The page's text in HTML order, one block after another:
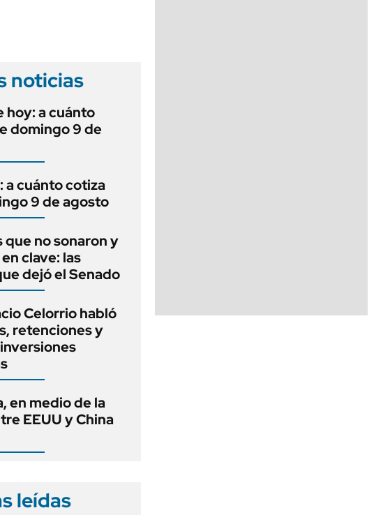
noticias
hoy: a cuánto
domingo 9 de
a cuánto cotiza
9 de agosto
que no sonaron y
clave: las
dejó el Senado
Celorrio habló
retenciones y
en medio de la
EEUU y China
leídas